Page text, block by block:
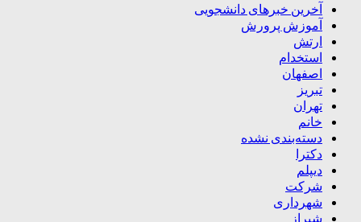
آخرین خبرهای دانشجویی
آموزش پرورش
ارتش
استخدام
اصفهان
تبریز
تهران
خانم
دسته‌بندی نشده
دکترا
دیپلم
شرکت
شهرداری
شیراز